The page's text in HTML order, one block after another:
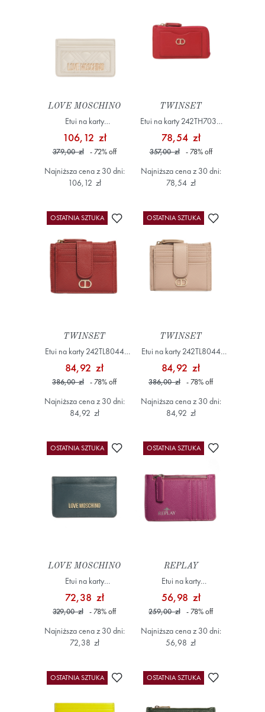
LOVE MOSCHINO
Etui na karty
JC5659PP0MLA0100
Kremowy
106,12 zł
379,00 zł - 72%off
Najniższa cena z 30 dni:
106,12 zł
TWINSET
Etui na karty 242TH7030
Czerwony
78,54 zł
357,00 zł - 78%off
Najniższa cena z 30 dni:
78,54 zł
OSTATNIA SZTUKA Dodaj do ulubionych
TWINSET
Etui na karty 242TL8044
Bordowe
84,92 zł
386,00 zł - 78%off
Najniższa cena z 30 dni:
84,92 zł
OSTATNIA SZTUKA Dodaj do
TWINSET
Etui na karty 242TL8044
Beżowy
84,92 zł
386,00 zł - 78%off
Najniższa cena z 30 dni:
84,92 zł
OSTATNIA SZTUKA Dodaj do ulubionych
LOVE MOSCHINO
Etui na karty
JC5640PP1LLD0815
Niebieski
72,38 zł
329,00 zł - 78%off
Najniższa cena z 30 dni:
72,38 zł
OSTATNIA SZTUKA Dodaj do
REPLAY
Etui na karty
FW5345.000.A0283
różowy
56,98 zł
259,00 zł - 78%off
Najniższa cena z 30 dni:
56,98 zł
OSTATNIA SZTUKA Dodaj do ulubionych
OSTATNIA SZTUKA Dodaj do